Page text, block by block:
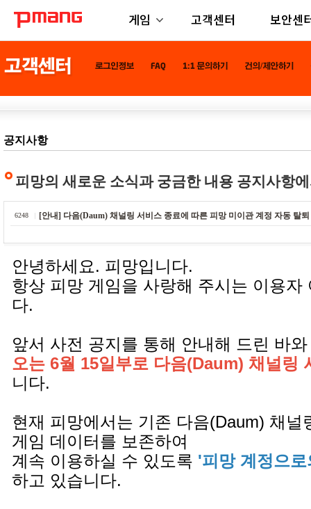
게임 고객센터 보안센
공지사항
피망의 새로운 소식과 궁금한 내용 공지사항
6248 [안내] 다음(Daum) 채널링 서비스 종료에 따른 피망 미이관 계정 자동 탈
안녕하세요. 피망입니다.
항상 피망 게임을 사랑해 주시는 이용자
다.
앞서 사전 공지를 통해 안내해 드린 바
오는 6월 15일부로 다음(Daum) 채널링
니다.
현재 피망에서는 기존 다음(Daum) 채널
게임 데이터를 보존하여
계속 이용하실 수 있도록 '피망 계정으
하고 있습니다.